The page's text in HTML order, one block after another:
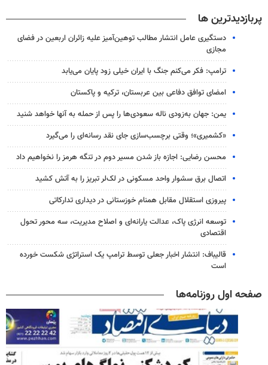
پربازدیدترین ها
دستگیری عامل انتشار مطالب توهین‌آمیز علیه زائران اربعین در فضای
مجازی
ترامپ: فکر می‌کنم جنگ با ایران خیلی زود پایان می‌یابد
امضای توافق دفاعی بین عربستان، ترکیه و پاکستان
یمن: جهان به‌زودی ناله سعودی‌ها را پس از حمله به آنها خواهد شنید
«کشمیری»؛ وقتی برچسب‌سازی جای نقد رسانه‌ای را می‌گیرد
محسن رضایی: اجازه باز شدن مسیر دوم در تنگه هرمز را نخواهیم داد
اتصال برق سشوار واحد مسکونی در لک‌لر تبریز را به آتش کشید
پیروزی استقلال مقابل همنام خوزستانی در دیداری تدارکاتی
توسعه انرژی پاک، عدالت یارانه‌ای و اصلاح مدیریت، سه محور تحول
اقتصادی
قالیباف: انتشار اخبار جعلی توسط ترامپ یک استراتژی شکست خورده
است
صفحه اول روزنامه‌ها